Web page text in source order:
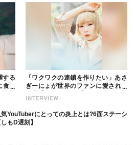
する
べ
INTERVIEW
「ワクワクの連鎖を作りたい」あさ
ぎーにょが世界のファンに愛される
気YouTuberにとっての炎上とは?6面ステーシ
もD遅刻】